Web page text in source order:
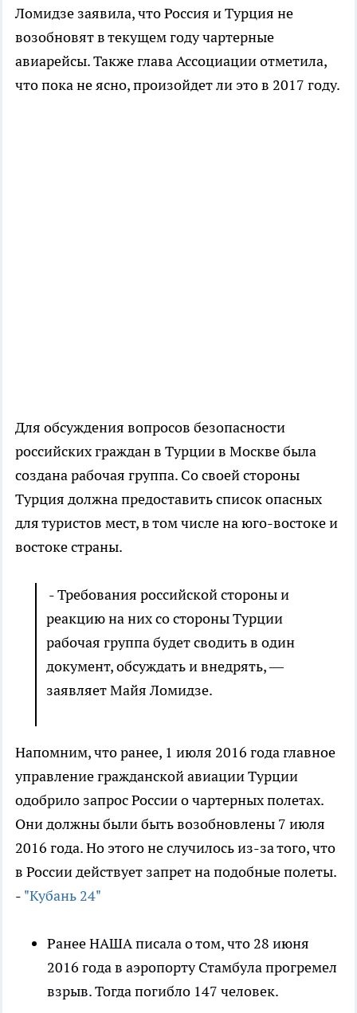
Ломидзе заявила, что Россия и Турция не
возобновят в текущем году чартерные
авиарейсы. Также глава Ассоциации отметила,
что пока не ясно, произойдет ли это в 2017 году.
Для обсуждения вопросов безопасности
российских граждан в Турции в Москве была
создана рабочая группа. Со своей стороны
Турция должна предоставить список опасных
для туристов мест, в том числе на юго-востоке и
востоке страны.
- Требования российской стороны и
реакцию на них со стороны Турции
рабочая группа будет сводить в один
документ, обсуждать и внедрять, —
заявляет Майя Ломидзе.
Напомним, что ранее, 1 июля 2016 года главное
управление гражданской авиации Турции
одобрило запрос России о чартерных полетах.
Они должны были быть возобновлены 7 июля
2016 года. Но этого не случилось из-за того, что
в России действует запрет на подобные полеты.
- "Кубань 24"
Ранее НАША писала о том, что 28 июня
2016 года в аэропорту Стамбула прогремел
взрыв. Тогда погибло 147 человек.